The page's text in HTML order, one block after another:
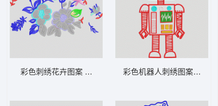
彩色刺绣花卉图案 亮片靓花朵 彩色机器人刺绣图案 卡通